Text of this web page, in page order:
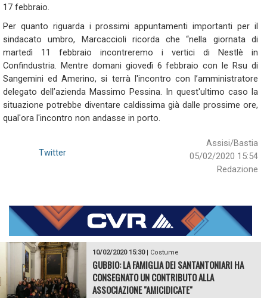
17 febbraio.
Per quanto riguarda i prossimi appuntamenti importanti per il
sindacato umbro, Marcaccioli ricorda che “nella giornata di
martedì 11 febbraio incontreremo i vertici di Nestlè in
Confindustria. Mentre domani giovedì 6 febbraio con le Rsu di
Sangemini ed Amerino, si terrà l'incontro con l’amministratore
delegato dell’azienda Massimo Pessina. In quest'ultimo caso la
situazione potrebbe diventare caldissima già dalle prossime ore,
qual'ora l'incontro non andasse in porto.
Assisi/Bastia
05/02/2020 15:54
Redazione
Twitter
10/02/2020 15:30| Costume
GUBBIO: LA FAMIGLIA DEI SANTANTONIARI HA
CONSEGNATO UN CONTRIBUTO ALLA
ASSOCIAZIONE "AMICIDICATE"